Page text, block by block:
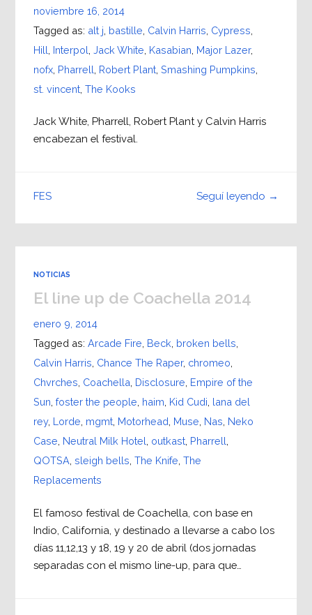
noviembre 16, 2014
Tagged as: alt j bastille Calvin Harris Cypress
Hill Interpol Jack White Kasabian Major Lazer,
nofx, Pharrell Robert Plant, Smashing Pumpkins
st. vincent, The Kooks
Jack White, Pharrell, Robert Plant y Calvin Harris
encabezan el festival.
Seguí leyendo →
FES
NOTICIAS
El line up de Coachella 2014
enero 9, 2014
Tagged as: Arcade Fire Beck broken bells
Calvin Harris Chance The Raper, chromeo
Chvrches Coachella Disclosure Empire of the
Sun foster the people haim Kid Cudi lana del
rey, Lorde mgmt, Motorhead Muse Nas Neko
Case Neutral Milk Hotel outkast, Pharrell
QOTSA sleigh bells The Knife The
Replacements
El famoso festival de Coachella, con base en
Indio, California, y destinado a llevarse a cabo los
días 11,12,13 y 18, 19 y 20 de abril (dos jornadas
separadas con el mismo line-up, para que…